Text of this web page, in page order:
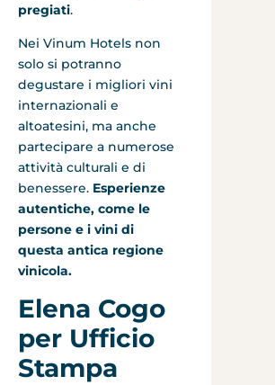
pregiati.
Nei Vinum Hotels non
solo si potranno
degustare i migliori vini
internazionali e
altoatesini, ma anche
partecipare a numerose
attività culturali e di
benessere. Esperienze
autentiche, come le
persone e i vini di
questa antica regione
vinicola.
Elena Cogo
per Ufficio
Stampa